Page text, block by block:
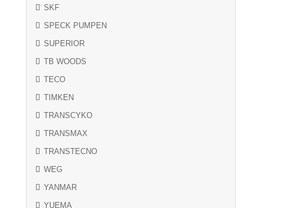
SKF
SPECK PUMPEN
SUPERIOR
TB WOODS
TECO
TIMKEN
TRANSCYKO
TRANSMAX
TRANSTECNO
WEG
YANMAR
YUEMA